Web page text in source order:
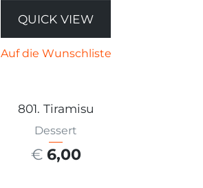
QUICK VIEW
Auf die Wunschliste
801. Tiramisu
Dessert
€ 6,00